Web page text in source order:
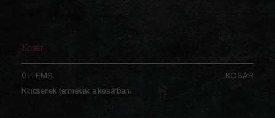
Kosár
0 ITEMS
KOSÁR
Nincsenek termékek a kosárban.